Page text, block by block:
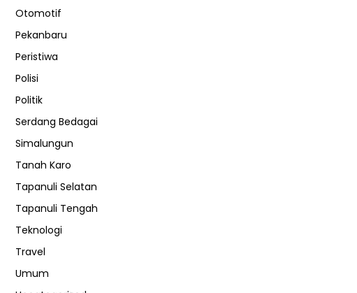
Otomotif
Pekanbaru
Peristiwa
Polisi
Politik
Serdang Bedagai
Simalungun
Tanah Karo
Tapanuli Selatan
Tapanuli Tengah
Teknologi
Travel
Umum